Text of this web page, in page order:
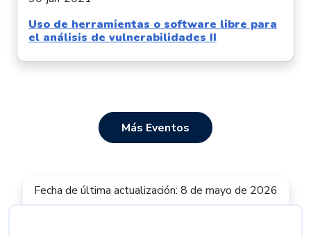
Uso de herramientas o software libre para
el análisis de vulnerabilidades II
Más Eventos
Fecha de última actualización: 8 de mayo de 2026